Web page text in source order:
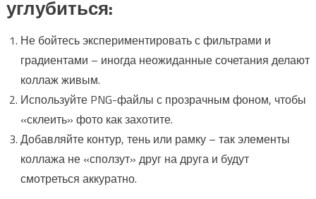
углубиться:
Не бойтесь экспериментировать с фильтрами и
градиентами – иногда неожиданные сочетания делают
коллаж живым.
Используйте PNG-файлы с прозрачным фоном, чтобы
«склеить» фото как захотите.
Добавляйте контур, тень или рамку – так элементы
коллажа не «сползут» друг на друга и будут
смотреться аккуратно.